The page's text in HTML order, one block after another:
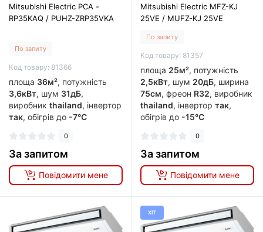
Mitsubishi Electric PCA -
RP35KAQ / PUHZ-ZRP35VKA
По запиту
Код товару: 81366
площа 36м², потужність
3,6кВт, шум 31дБ,
виробник thailand, інвертор
так, обігрів до -7°C
0
За запитом
Повідомити мене
Mitsubishi Electric MFZ-KJ
25VE / MUFZ-KJ 25VE
По запиту
Код товару: 81357
площа 25м², потужність
2,5кВт, шум 20дБ, ширина
75см, фреон R32, виробник
thailand, інвертор так,
обігрів до -15°C
0
За запитом
Повідомити мене
ХІТ